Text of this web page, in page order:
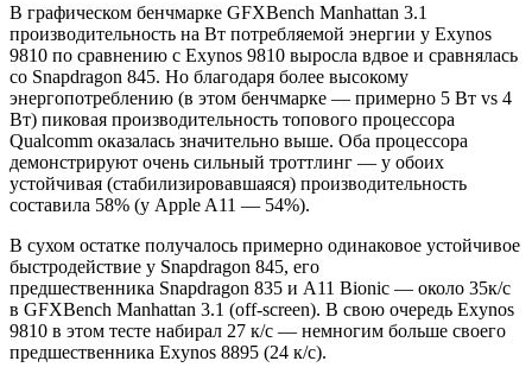
В графическом бенчмарке GFXBench Manhattan 3.1
производительность на Вт потребляемой энергии у Exynos
9810 по сравнению с Exynos 9810 выросла вдвое и сравнялась
со Snapdragon 845. Но благодаря более высокому
энергопотреблению (в этом бенчмарке — примерно 5 Вт vs 4
Вт) пиковая производительность топового процессора
Qualcomm оказалась значительно выше. Оба процессора
демонстрируют очень сильный троттлинг — у обоих
устойчивая (стабилизировавшаяся) производительность
составила 58% (у Apple A11 — 54%).
В сухом остатке получалось примерно одинаковое устойчивое
быстродействие у Snapdragon 845, его
предшественника Snapdragon 835 и A11 Bionic — около 35к/с
в GFXBench Manhattan 3.1 (off-screen). В свою очередь Exynos
9810 в этом тесте набирал 27 к/с — немногим больше своего
предшественника Exynos 8895 (24 к/с).